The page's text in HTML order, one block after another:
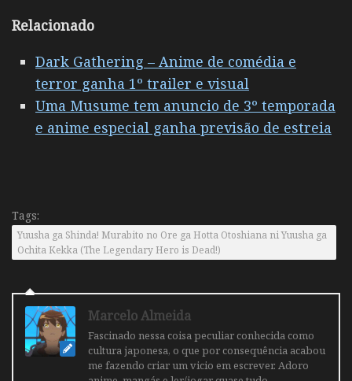
Relacionado
Dark Gathering – Anime de comédia e
terror ganha 1º trailer e visual
Uma Musume tem anuncio de 3º temporada
e anime especial ganha previsão de estreia
Tags:
Yuusha ga Shinda! Murabito no Ore ga Hotta Otoshiana ni Yuusha ga
Ochita Kekka (The Legendary Hero is Dead!)
Marcelo Almeida
Fascinado nessa coisa peculiar conhecida como
cultura japonesa, o que por consequência acabou
me fazendo criar um vicio em escrever. Adoro